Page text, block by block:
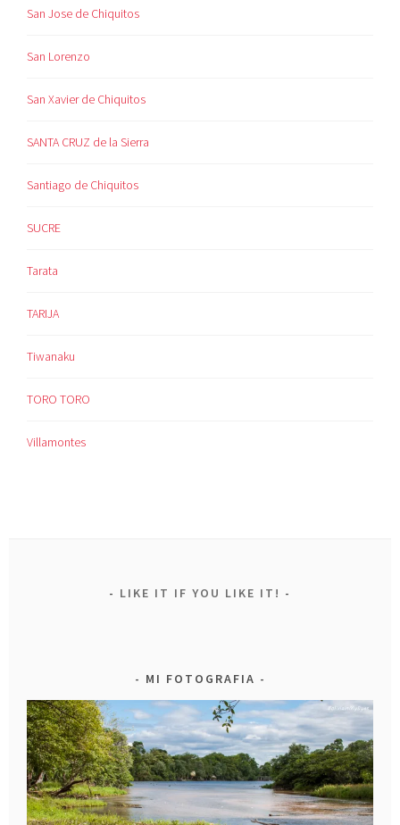
San Jose de Chiquitos
San Lorenzo
San Xavier de Chiquitos
SANTA CRUZ de la Sierra
Santiago de Chiquitos
SUCRE
Tarata
TARIJA
Tiwanaku
TORO TORO
Villamontes
LIKE IT IF YOU LIKE IT!
MI FOTOGRAFIA